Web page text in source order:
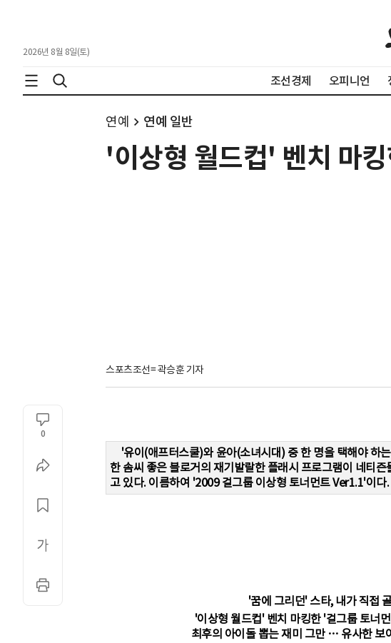
2026년 8월 8일(토)
조선경제 오피니언
연예 연예 일반
'이상형 월드컵' 벤치 마
스포츠조선= 곽승훈 기자
0
'유이(애프터스쿨)와 윤아(소녀시대) 중 한 명을 택해야 하
한 솜씨 좋은 블로거의 재기발랄한 플래시 프로그램이 네티
고 있다. 이름하여 '2009 걸그룹 이상형 토너먼트 Ver1.1'이다.
'꿈에 그리던' 스타, 내가 직접
'이상형 월드컵' 벤치 마킹한 '걸그룹 토너
최후의 아이돌 뽑는 재미 그만 … 유사한 보